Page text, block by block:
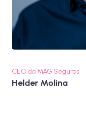
CEO da MAG Seguros
Helder Molina